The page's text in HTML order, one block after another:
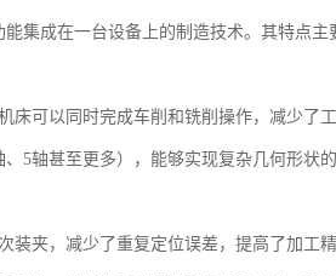
集成在一台设备上的制造技术。其特点主
可以同时完成车削和铣削操作，减少了
5轴甚至更多），能够实现复杂几何形状
夹，减少了重复定位误差，提高了加工